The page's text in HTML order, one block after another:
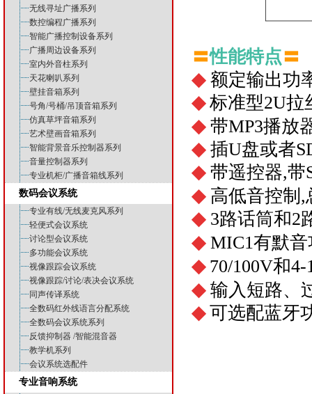
无线寻址广播系列
数控编程广播系列
智能广播控制设备系列
广播周边设备系列
室内外音柱系列
天花喇叭系列
壁挂音箱系列
号角/号桶/吊顶音箱系列
仿真草坪音箱系列
艺术壁画音箱系列
智能背景音乐控制器系列
音量控制器系列
专业机柜/广播音箱线系列
数码会议系统
专业有线/无线麦克风系列
轻便式会议系统
讨论型会议系统
多功能会议系统
视像跟踪会议系统
视像跟踪/讨论/表决会议系统
同声传译系统
全数码红外线语言分配系统
全数码会议系统系列
反馈抑制器 /智能混音器
教学机系列
会议系统选配件
专业音响系统
〓性能特点〓
◆ 额定输出功
◆ 标准型2U拉
◆ 带MP3播放
◆ 插U盘或者
◆ 带遥控器,带
◆ 高低音控制
◆ 3路话筒和2
◆ MIC1有默
◆ 70/100V和4-
◆ 输入短路、
◆ 可选配蓝牙